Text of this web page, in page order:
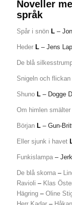
Noveller
språk
Spår i snön L–
Heder L– Jens
De blå
Snigeln och flickan
Shuno L– Dogge
Om himlen smälter
Början L– Gun-
Eller sjunk i havet
Funkislampa–
De blå skorna–
Ravioli – Klas
Hägring– Oline